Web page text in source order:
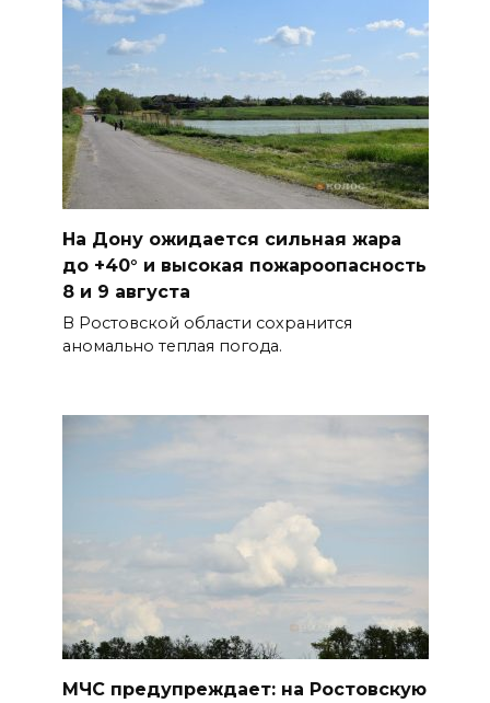
сберечь – спрячьте первое
сорванное яблоко: приметы
на 8 августа
07 августа 2026 22:04
В Железнодорожном районе
Ростова-на-Дону на сутки
капремонта сетей
07 августа 2026 20:32
Полиция ищет вандалов,
Госавтоинспекция по
Ростовской области призвала
водителей быть осторожными
из-за ухудшения погоды
БОЛЬШЕ НОВОСТЕЙ
На Дону ожидается сильная жара
до +40° и высокая пожароопасность
8 и 9 августа
В Ростовской области сохранится
аномально теплая погода.
МЧС предупреждает: на Ростовскую